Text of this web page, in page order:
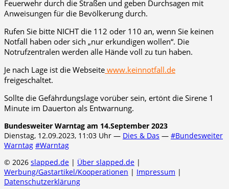
Feuerwehr durch die Straßen und geben Durchsagen mit
Anweisungen für die Bevölkerung durch.
Rufen Sie bitte NICHT die 112 oder 110 an, wenn Sie keinen
Notfall haben oder sich „nur erkundigen wollen“. Die
Notrufzentralen werden alle Hände voll zu tun haben.
Je nach Lage ist die Webseite www.keinnotfall.de
freigeschaltet.
Sollte die Gefährdungslage vorüber sein, ertönt die Sirene 1
Minute im Dauerton als Entwarnung.
Bundesweiter Warntag am 14.September 2023
Dienstag, 12.09.2023, 11:03 Uhr — Dies & Das — #Bundesweiter
Warntag #Warntag
© 2026 slapped.de | Über slapped.de |
Werbung/Gastartikel/Kooperationen | Impressum |
Datenschutzerklärung